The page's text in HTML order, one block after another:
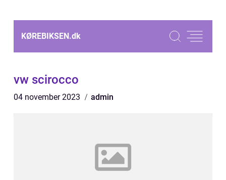
KØREBIKSEN.dk
vw scirocco
04 november 2023 admin